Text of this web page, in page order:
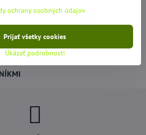
BEZPEČNÉ NAKUPOVANIE
ochrany osobných údajov
Ukázať podrobnosti
Prijať všetky cookies